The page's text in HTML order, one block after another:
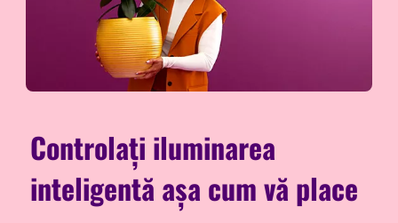
Controlați iluminarea
inteligentă așa cum vă place